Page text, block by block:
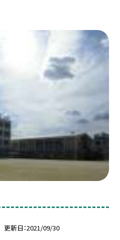
更新日 2021/09/30